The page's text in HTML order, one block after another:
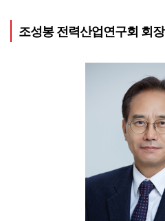
조성봉 전력산업연구회 회장